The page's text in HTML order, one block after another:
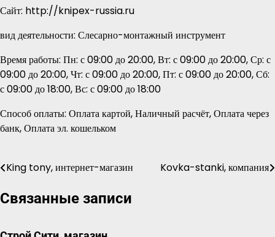
Сайт: http://knipex-russia.ru
вид деятельности: Слесарно-монтажный инструмент
Время работы: Пн: с 09:00 до 20:00, Вт: с 09:00 до 20:00, Ср: с
09:00 до 20:00, Чт: с 09:00 до 20:00, Пт: с 09:00 до 20:00, Сб:
с 09:00 до 18:00, Вс: с 09:00 до 18:00
Способ оплаты: Оплата картой, Наличный расчёт, Оплата через
банк, Оплата эл. кошельком
Навигация
по
King tony, интернет-магазин Kovka-stanki, компания
Связанные записи